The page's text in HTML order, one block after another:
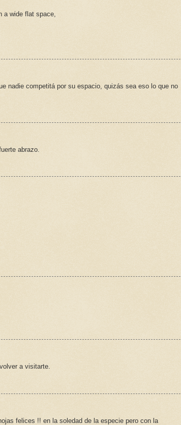
a wide flat space,
nadie competitá por su espacio, quizás sea eso lo que no
abrazo.
a visitarte.
felices !! en la soledad de la especie pero con la